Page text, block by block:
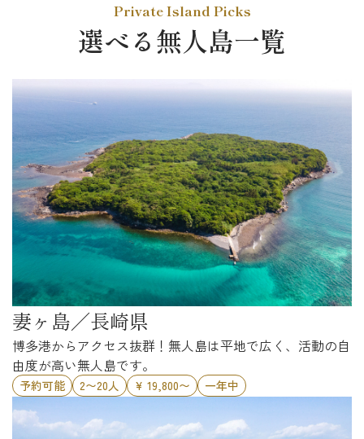
Private Island Picks
選べる無人島一覧
妻ヶ島／長崎県
博多港からアクセス抜群！無人島は平地で広く、活動の自
由度が高い無人島です。
予約可能 2〜20人 ¥ 19,800〜 一年中